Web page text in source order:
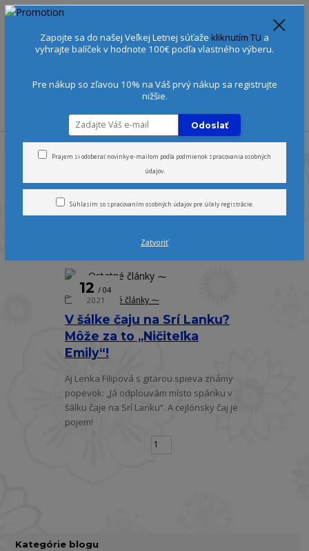
EUR
+421 905 378 103 (Po-Ne, 9-21 hod.)
Úvod Blog
Kategórie blogu
Blog
strana
V šálke čaju na Srí Lanku?
Môže za to „Ničiteľka
Emily“!
12
04
2021
⁓ Ostatné články ⁓
Aj Lenka Filipová s gitarou spieva známy
popevok: „Já odplouvám místo spánku v
šálku čaje na Srí Lanku“. A cejlónsky čaj je
pojem!
Zapojte sa do našej Veľkej Letnej súťaže kliknutím TU a
vyhrajte balíček v hodnote 100€ podľa vlastného výberu.
Pre nákup so zľavou 10% na Váš prvý nákup sa registrujte
nižšie.
Odoslať
Prajem si odoberať novinky e-mailom podľa podmienok spracovania osobných
údajov.
Súhlasím so spracovaním osobných údajovpre účely registrácie.
Zatvoriť